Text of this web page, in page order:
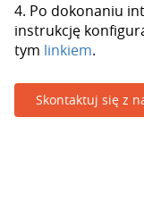
4. Po dokonaniu
instrukcję
tym linkiem.
Skontaktuj się z